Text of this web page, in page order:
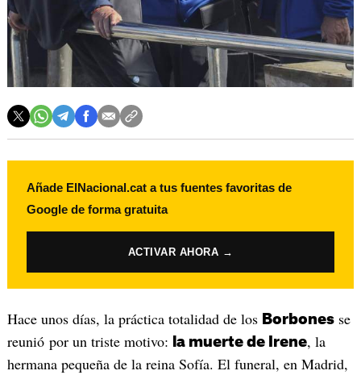
Añade ElNacional.cat a tus fuentes favoritas de
Google de forma gratuita
ACTIVAR AHORA →
Hace unos días, la práctica totalidad de los Borbonesse
reunió por un triste motivo:
la muerte de Irene, la
hermana pequeña de la reina Sofía. El funeral, en Madrid,